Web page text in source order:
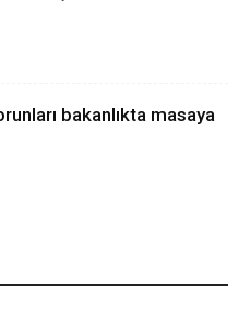
bakanlıkta masaya